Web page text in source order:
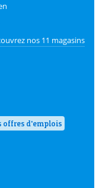
nos 11 magasins
offres d'emplois